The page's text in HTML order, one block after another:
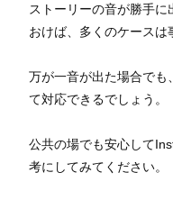
ストーリーの音が勝手
おけば、多くのケースは
万が一音が出た場合で
て対応できるでしょう。
公共の場でも安心して
考にしてみてください。